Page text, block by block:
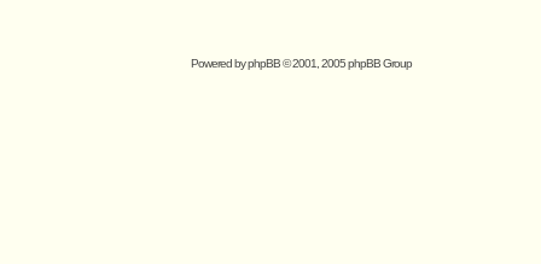
Powered byphpBB© 2001, 2005 phpBB Group